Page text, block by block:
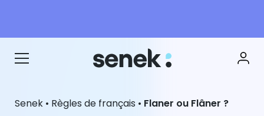
Senek • Règles de français • Flaner ou Flâner ?